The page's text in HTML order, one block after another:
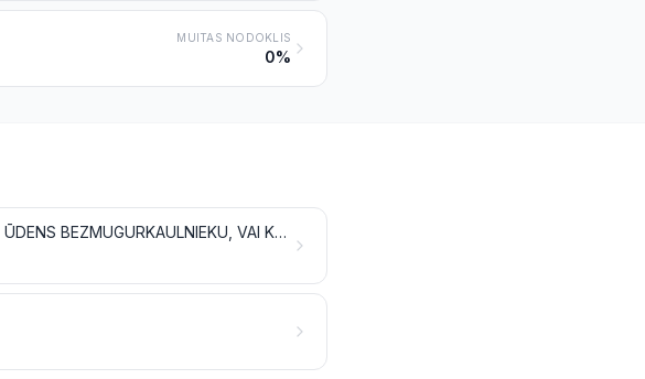
MUITAS NODOKLIS
0%
GAĻAS, ZIVJU UN VĒŽVEIDĪGO, MĪKSTMIEŠU VAI CITU ŪDENS BEZMUGURKAULNIEKU, VAI KUKAIŅU IZSTRĀDĀJUMI